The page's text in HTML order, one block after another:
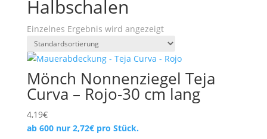
Halbschalen
Einzelnes Ergebnis wird angezeigt
Mönch Nonnenziegel Teja
Curva – Rojo-30 cm lang
4,19€
ab 600 nur 2,72€pro Stück.